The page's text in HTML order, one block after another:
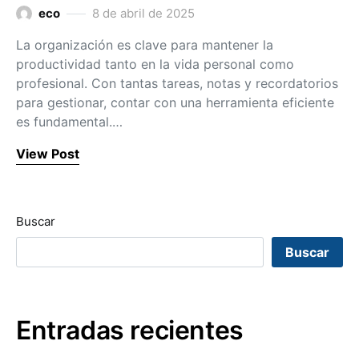
eco 8 de abril de 2025
La organización es clave para mantener la
productividad tanto en la vida personal como
profesional. Con tantas tareas, notas y recordatorios
para gestionar, contar con una herramienta eficiente
es fundamental.…
View Post
Buscar
Buscar
Entradas recientes